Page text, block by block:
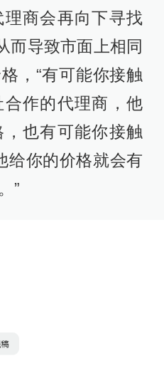
商会再向下寻找
而导致市面上相同
，“有可能你接触
作的代理商，他
也有可能你接触
给你的价格就会有
”